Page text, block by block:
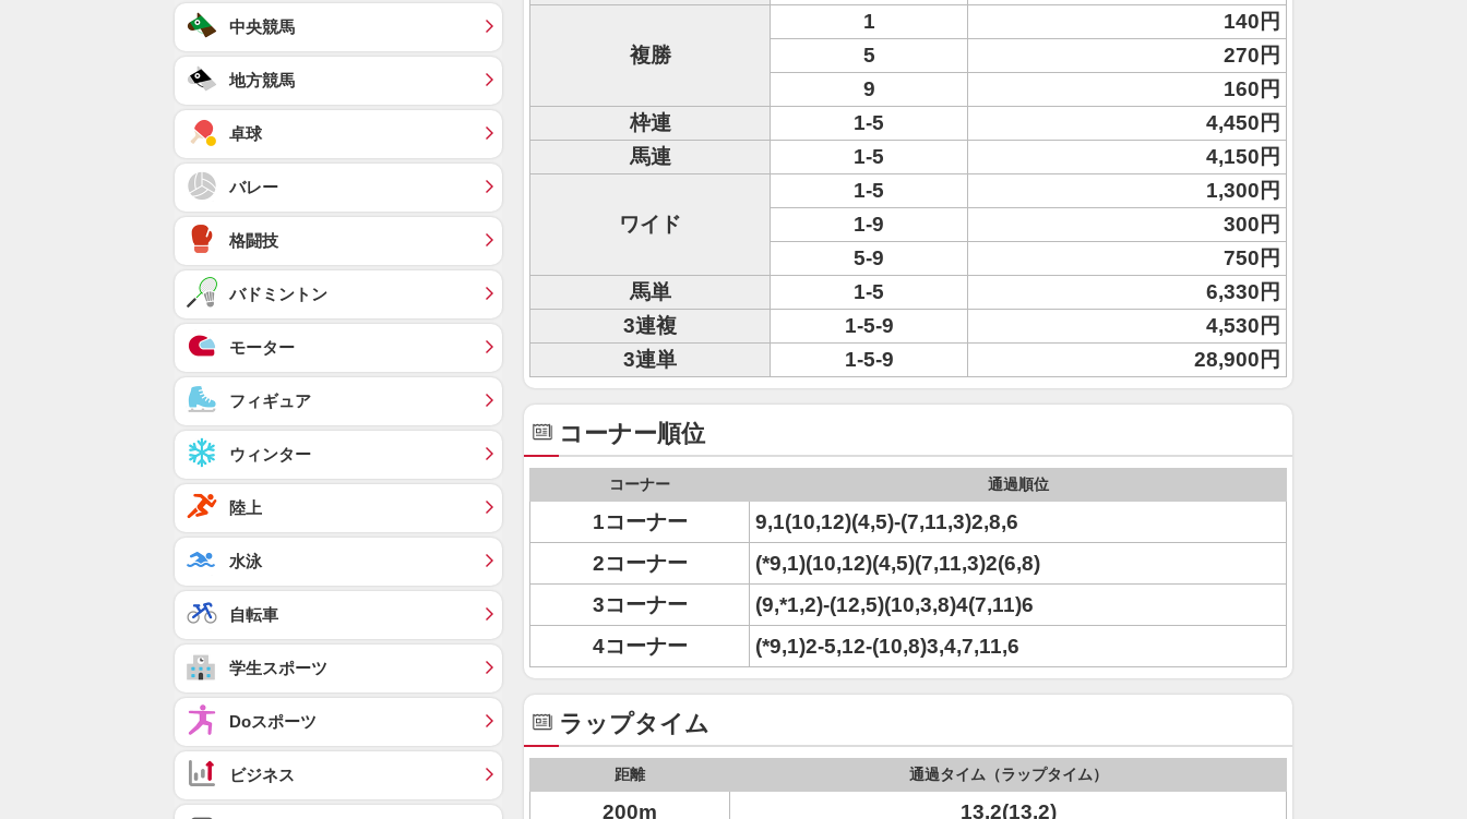
複勝
1
140円
5
270円
9
160円
枠連
1-5
4,450円
馬連
1-5 4,150円
ワイド
1-5
1,300円
1-9
300円
5-9
750円
馬単
1-5
6,330円
3連複
1-5-9
4,530円
3連単
1-5-9 28,900円
コーナー順位
コーナー 通過順位
1コーナー
9,1(10,12)(4,5)-(7,11,3)2,8,6
2コーナー
(*9,1)(10,12)(4,5)(7,11,3)2(6,8)
3コーナー
(9,*1,2)-(12,5)(10,3,8)4(7,11)6
4コーナー
(*9,1)2-5,12-(10,8)3,4,7,11,6
ラップタイム
距離 通過タイム（ラップタイム）
200m
13.2(13.2)
中央競馬
地方競馬
卓球
バレー
格闘技
バドミントン
モーター
フィギュア
ウィンター
陸上
水泳
自転車
学生スポーツ
Doスポーツ
ビジネス